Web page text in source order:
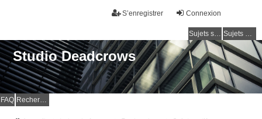
Connexion
S’enregistrer
Sujets sans réponse Sujets actifs
Studio Deadcrows
FAQ Rechercher